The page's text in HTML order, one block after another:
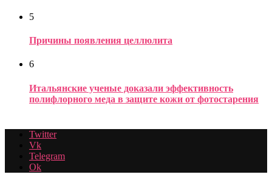
5
Причины появления целлюлита
6
Итальянские ученые доказали эффективность
полифлорного меда в защите кожи от фотостарения
Twitter
Vk
Telegram
Ok